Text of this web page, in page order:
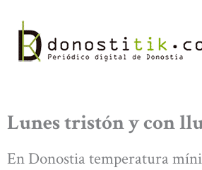
contenido
Lunes tristón y con
En Donostia temperatura